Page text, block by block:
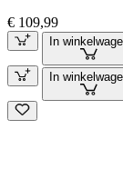
€ 109,99
In
In